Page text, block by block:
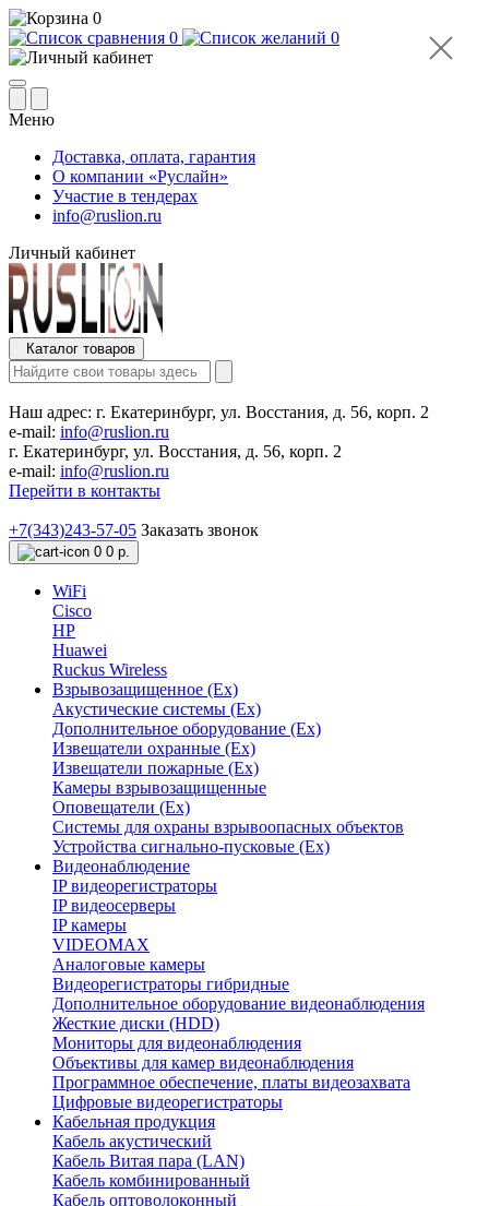
0
0
0
Меню
Доставка, оплата, гарантия
О компании «Руслайн»
Участие в тендерах
info@ruslion.ru
Личный кабинет
Каталог товаров
Наш адрес: г. Екатеринбург, ул. Восстания, д. 56, корп. 2
e-mail: info@ruslion.ru
г. Екатеринбург, ул. Восстания, д. 56, корп. 2
e-mail: info@ruslion.ru
Перейти в контакты
+7(343)243-57-05 Заказать звонок
0 0 р.
WiFi
Cisco
HP
Huawei
Ruckus Wireless
Взрывозащищенное (Ex)
Акустические системы (Ex)
Дополнительное оборудование (Ex)
Извещатели охранные (Ex)
Извещатели пожарные (Ex)
Камеры взрывозащищенные
Оповещатели (Ex)
Системы для охраны взрывоопасных объектов
Устройства сигнально-пусковые (Ex)
Видеонаблюдение
IP видеорегистраторы
IP видеосерверы
IP камеры
VIDEOMAX
Аналоговые камеры
Видеорегистраторы гибридные
Дополнительное оборудование видеонаблюдения
Жесткие диски (HDD)
Мониторы для видеонаблюдения
Объективы для камер видеонаблюдения
Программное обеспечение, платы видеозахвата
Цифровые видеорегистраторы
Кабельная продукция
Кабель акустический
Кабель Витая пара (LAN)
Кабель комбинированный
Кабель оптоволоконный